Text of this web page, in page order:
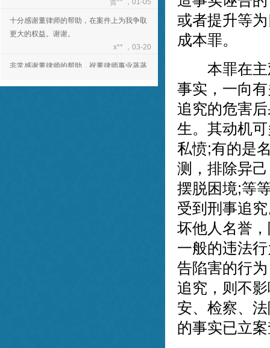
十分感谢董律师的帮助，在案件上为我争取
更大的权益。谢谢。
非常感谢董律师的帮助，祝董律师事业蒸蒸
日上！
或者提升等
成本罪。
本罪在主观
事实，一向
追究的危害
生。其动机
私愤;有的是
测，排除异
摆脱困境;等
受到刑事追
坏他人名誉
一般的违法
告陷害的行
追究，则不
安、检察、
的事实已立